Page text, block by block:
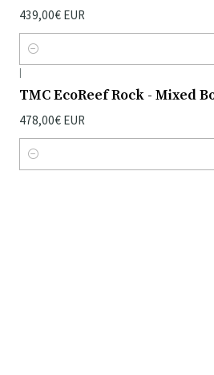
439,00€ EUR
Quantidade
|
TMC EcoReef Rock - Mixed
478,00€ EUR
Quantidade